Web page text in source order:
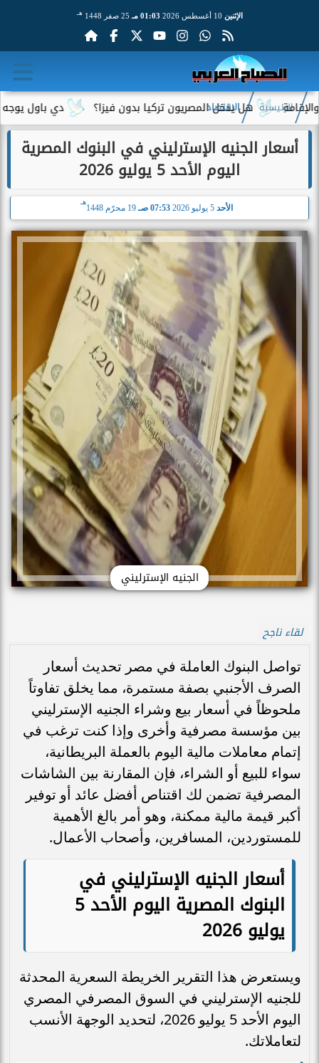
الإثنين 01:03 مـ 25 صفر 1448 هـ
دي باول يوجه رسالة هل يدخل المصريون تركيا بدون فيزا؟
الرئيسية الاقتصاد
أسعار الجنيه الإسترليني في البنوك المصرية
اليوم الأحد 5 يوليو 2026
الأحد 07:53 صـ 19 محرّم 1448
هـ
الجنيه الإسترليني
لقاء ناجح
تواصل البنوك العاملة في مصر تحديث أسعار
الصرف الأجنبي بصفة مستمرة، مما يخلق تفاوتاً
ملحوظاً في أسعار بيع وشراء الجنيه الإسترليني
بين مؤسسة مصرفية وأخرى وإذا كنت ترغب في
إتمام معاملات مالية اليوم بالعملة البريطانية،
سواء للبيع أو الشراء، فإن المقارنة بين الشاشات
المصرفية تضمن لك اقتناص أفضل عائد أو توفير
أكبر قيمة مالية ممكنة، وهو أمر بالغ الأهمية
للمستوردين، المسافرين، وأصحاب الأعمال.
أسعار الجنيه الإسترليني في
البنوك المصرية اليوم الأحد 5
يوليو 2026
ويستعرض هذا التقرير الخريطة السعرية المحدثة
للجنيه الإسترليني في السوق المصرفي المصري
اليوم الأحد 5 يوليو 2026، لتحديد الوجهة الأنسب
لتعاملاتك.